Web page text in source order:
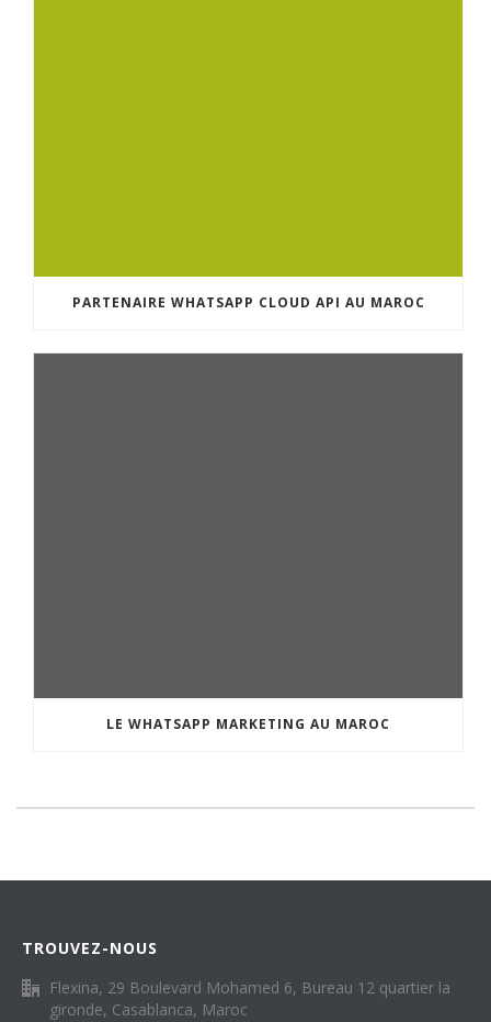
PARTENAIRE WHATSAPP CLOUD API AU MAROC
LE WHATSAPP MARKETING AU MAROC
TROUVEZ-NOUS
Flexina, 29 Boulevard Mohamed 6, Bureau 12 quartier la
gironde, Casablanca, Maroc